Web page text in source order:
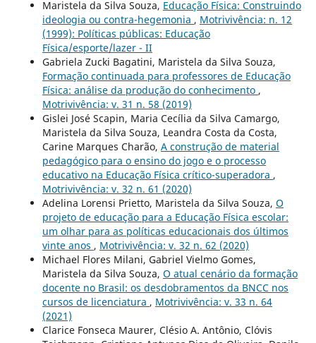
Maristela da Silva Souza, Educação Física: Construindo
ideologia ou contra-hegemonia , Motrivivência: n. 12
(1999): Políticas públicas: Educação
Física/esporte/lazer - II
Gabriela Zucki Bagatini, Maristela da Silva Souza,
Formação continuada para professores de Educação
Física: análise da produção do conhecimento ,
Motrivivência: v. 31 n. 58 (2019)
Gislei José Scapin, Maria Cecília da Silva Camargo,
Maristela da Silva Souza, Leandra Costa da Costa,
Carine Marques Charão, A construção de material
pedagógico para o ensino do jogo e o processo
educativo na Educação Física crítico-superadora ,
Motrivivência: v. 32 n. 61 (2020)
Adelina Lorensi Prietto, Maristela da Silva Souza, O
projeto de educação para a Educação Física escolar:
um olhar para as políticas educacionais dos últimos
vinte anos , Motrivivência: v. 32 n. 62 (2020)
Michael Flores Milani, Gabriel Vielmo Gomes,
Maristela da Silva Souza, O atual cenário da formação
docente no Brasil: os desdobramentos da BNCC nos
cursos de licenciatura , Motrivivência: v. 33 n. 64
(2021)
Clarice Fonseca Maurer, Clésio A. Antônio, Clóvis